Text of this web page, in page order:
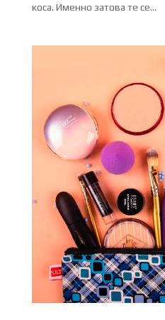
коса. Именно затова те се...